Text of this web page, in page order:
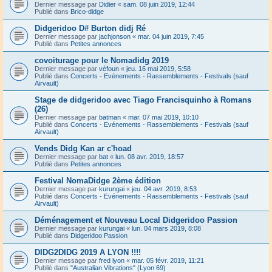
Dernier message par Didier « sam. 08 juin 2019, 12:44
Publié dans Brico-didge
Didgeridoo D# Burton didj Ré
Dernier message par jachjonson « mar. 04 juin 2019, 7:45
Publié dans Petites annonces
covoiturage pour le Nomadidg 2019
Dernier message par véfoun « jeu. 16 mai 2019, 5:58
Publié dans Concerts - Evénements - Rassemblements - Festivals (sauf
Airvault)
Stage de didgeridoo avec Tiago Francisquinho à Romans
(26)
Dernier message par batman « mar. 07 mai 2019, 10:10
Publié dans Concerts - Evénements - Rassemblements - Festivals (sauf
Airvault)
Vends Didg Kan ar c'hoad
Dernier message par bat « lun. 08 avr. 2019, 18:57
Publié dans Petites annonces
Festival NomaDidge 2ème édition
Dernier message par kurungai « jeu. 04 avr. 2019, 8:53
Publié dans Concerts - Evénements - Rassemblements - Festivals (sauf
Airvault)
Déménagement et Nouveau Local Didgeridoo Passion
Dernier message par kurungai « lun. 04 mars 2019, 8:08
Publié dans Didgeridoo Passion
DIDG2DIDG 2019 A LYON !!!!
Dernier message par fred lyon « mar. 05 févr. 2019, 11:21
Publié dans "Australian Vibrations" (Lyon 69)